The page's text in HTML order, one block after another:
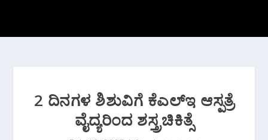
2 ದಿನಗಳ ಶಿಶುವಿಗೆ ಕೆಎಲ್ಇ ಆಸ್ಪತ್ರೆ
ವೈದ್ಯರಿಂದ ಶಸ್ತ್ರಚಿಕಿತ್ಸೆ